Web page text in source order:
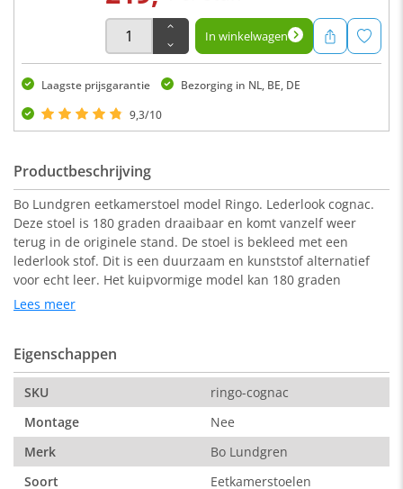
In winkelwagen
Laagste prijsgarantie
Bezorging in NL, BE, DE
9,3/10
Productbeschrijving
Bo Lundgren eetkamerstoel model Ringo. Lederlook cognac.
Deze stoel is 180 graden draaibaar en komt vanzelf weer
terug in de originele stand. De stoel is bekleed met een
lederlook stof. Dit is een duurzaam en kunststof alternatief
voor echt leer. Het kuipvormige model kan 180 graden
draaien en zorgt ervoor dat de stoel heerlijk comfortabel zit!
poten.
Afmeting:
60 x 45 x 86 cm ( b x d x h )
Zitdiepte : 45 cm
Lees meer
Eigenschappen
SKU
ringo-cognac
Montage
Nee
Merk
Bo Lundgren
Soort
Eetkamerstoelen